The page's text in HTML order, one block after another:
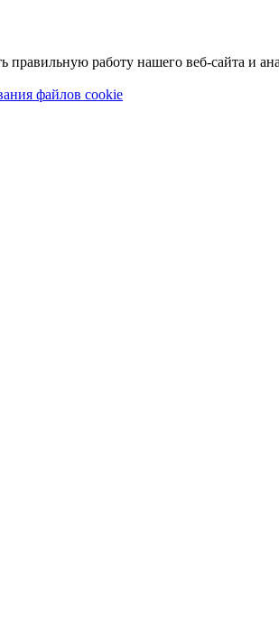
работу нашего веб-сайта и
файлов cookie